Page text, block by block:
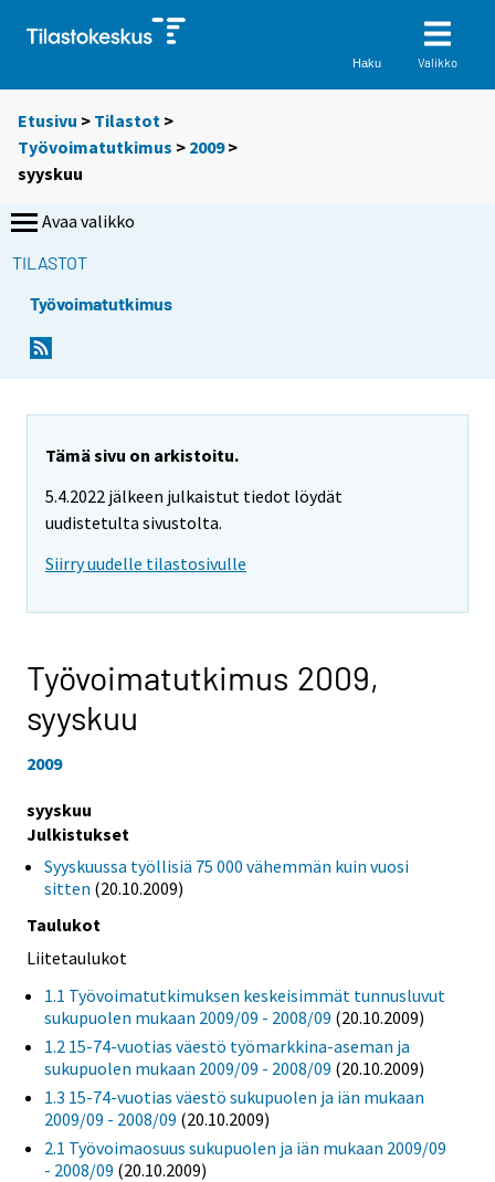
Haku Valikko
Etusivu > Tilastot >
Työvoimatutkimus > 2009>
syyskuu
Avaa valikko
TILASTOT
Työvoimatutkimus
Tämä sivu on arkistoitu.
5.4.2022 jälkeen julkaistut tiedot löydät
uudistetulta sivustolta.
Siirry uudelle tilastosivulle
Työvoimatutkimus 2009,
syyskuu
2009
syyskuu
Julkistukset
Syyskuussa työllisiä 75 000 vähemmän kuin vuosi
sitten (20.10.2009)
Taulukot
Liitetaulukot
1.1 Työvoimatutkimuksen keskeisimmät tunnusluvut
sukupuolen mukaan 2009/09 - 2008/09 (20.10.2009)
1.2 15-74-vuotias väestö työmarkkina-aseman ja
sukupuolen mukaan 2009/09 - 2008/09 (20.10.2009)
1.3 15-74-vuotias väestö sukupuolen ja iän mukaan
2009/09 - 2008/09 (20.10.2009)
2.1 Työvoimaosuus sukupuolen ja iän mukaan 2009/09
- 2008/09 (20.10.2009)